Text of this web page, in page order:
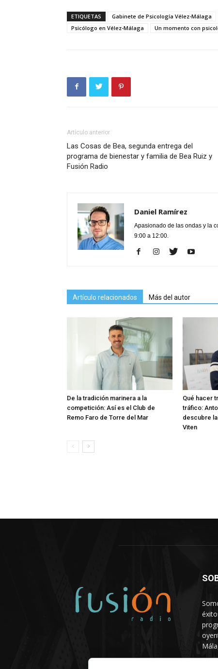
ETIQUETAS Gabinete de Psicología Vélez-Málaga
Psicólogo en Vélez-Málaga
Un momento con
Artículo anterior
Las Cosas de Bea, segunda entrega del
programa de bienestar y familia de Bea Ruiz y
Fusión Radio
Daniel Ramírez
Apasionado de las ondas y la
9:00 a 12:00.
Artículo relacionados Más del autor
De la tradición marinera a la
competición: Así es el Club de
Remo Faro de Torre del Mar
Qué hacer
tráfico:
descubre
Viten